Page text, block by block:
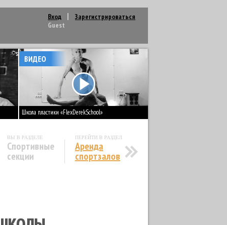
Вход
Зарегистрироваться
Guest
Школа пластики «FlexDerekSchool»
ВИДЕО
ВЫ В РАЗДЕЛЕ
Спортивные
секции
ПЕРЕЙТИ В РАЗДЕЛ
Аренда
спортзалов